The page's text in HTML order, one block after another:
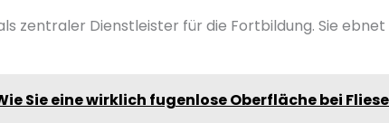
zentraler Dienstleister für die Fortbildung. Sie
Sie eine wirklich fugenlose Oberfläche bei